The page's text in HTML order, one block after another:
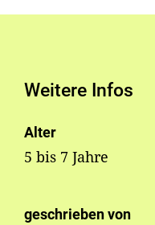
Weitere Infos
Alter
5 bis 7 Jahre
geschrieben von